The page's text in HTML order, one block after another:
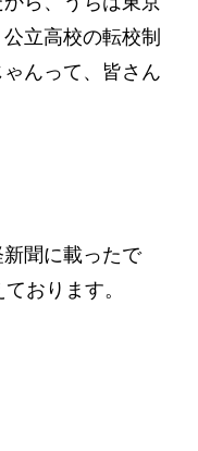
立高校の転校制
んって、皆さん
聞に載ったで
おります。